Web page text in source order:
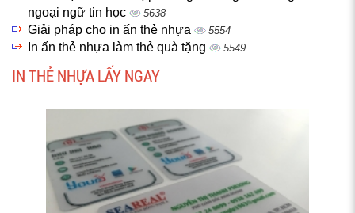
ngoại ngữ tin học
5638
Giải pháp cho in ấn thẻ nhựa 5554
In ấn thẻ nhựa làm thẻ quà tặng 5549
IN THẺ NHỰA LẤY NGAY